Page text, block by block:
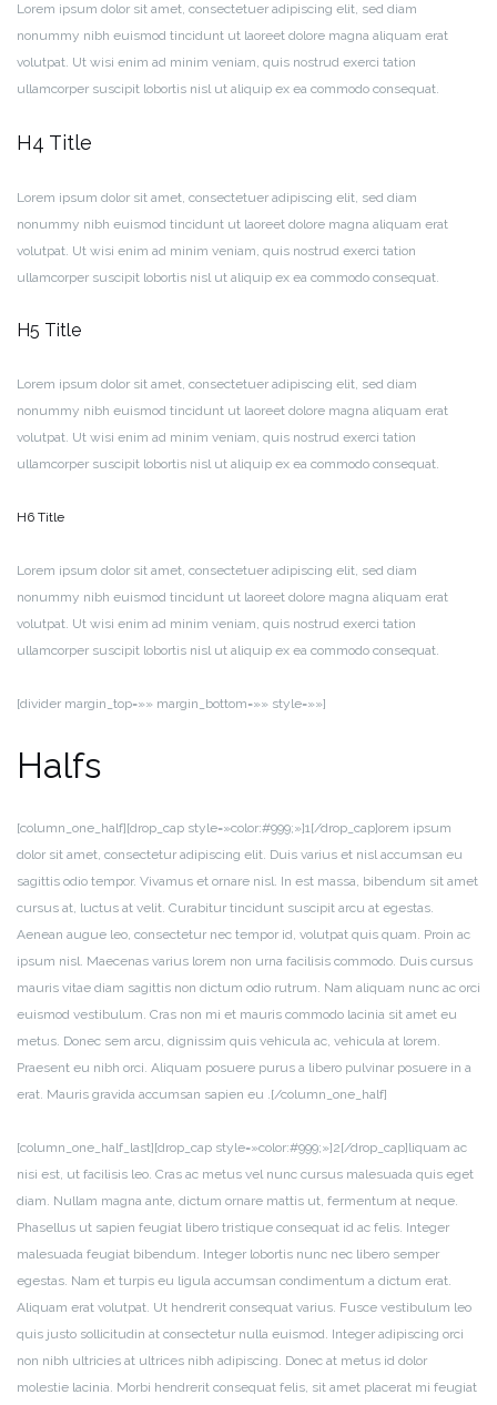
Lorem ipsum dolor sit amet, consectetuer adipiscing elit, sed diam
nonummy nibh euismod tincidunt ut laoreet dolore magna aliquam erat
volutpat. Ut wisi enim ad minim veniam, quis nostrud exerci tation
ullamcorper suscipit lobortis nisl ut aliquip ex ea commodo consequat.
H4 Title
Lorem ipsum dolor sit amet, consectetuer adipiscing elit, sed diam
nonummy nibh euismod tincidunt ut laoreet dolore magna aliquam erat
volutpat. Ut wisi enim ad minim veniam, quis nostrud exerci tation
ullamcorper suscipit lobortis nisl ut aliquip ex ea commodo consequat.
H5 Title
Lorem ipsum dolor sit amet, consectetuer adipiscing elit, sed diam
nonummy nibh euismod tincidunt ut laoreet dolore magna aliquam erat
volutpat. Ut wisi enim ad minim veniam, quis nostrud exerci tation
ullamcorper suscipit lobortis nisl ut aliquip ex ea commodo consequat.
H6 Title
Lorem ipsum dolor sit amet, consectetuer adipiscing elit, sed diam
nonummy nibh euismod tincidunt ut laoreet dolore magna aliquam erat
volutpat. Ut wisi enim ad minim veniam, quis nostrud exerci tation
ullamcorper suscipit lobortis nisl ut aliquip ex ea commodo consequat.
[divider margin_top=»» margin_bottom=»» style=»»]
Halfs
[column_one_half][drop_cap style=»color:#999;»]1[/drop_cap]orem ipsum
dolor sit amet, consectetur adipiscing elit. Duis varius et nisl accumsan eu
sagittis odio tempor. Vivamus et ornare nisl. In est massa, bibendum sit amet
cursus at, luctus at velit. Curabitur tincidunt suscipit arcu at egestas.
Aenean augue leo, consectetur nec tempor id, volutpat quis quam. Proin ac
ipsum nisl. Maecenas varius lorem non urna facilisis commodo. Duis cursus
mauris vitae diam sagittis non dictum odio rutrum. Nam aliquam nunc ac orci
euismod vestibulum. Cras non mi et mauris commodo lacinia sit amet eu
metus. Donec sem arcu, dignissim quis vehicula ac, vehicula at lorem.
Praesent eu nibh orci. Aliquam posuere purus a libero pulvinar posuere in a
erat. Mauris gravida accumsan sapien eu .[/column_one_half]
[column_one_half_last][drop_cap style=»color:#999;»]2[/drop_cap]liquam ac
nisi est, ut facilisis leo. Cras ac metus vel nunc cursus malesuada quis eget
diam. Nullam magna ante, dictum ornare mattis ut, fermentum at neque.
Phasellus ut sapien feugiat libero tristique consequat id ac felis. Integer
malesuada feugiat bibendum. Integer lobortis nunc nec libero semper
egestas. Nam et turpis eu ligula accumsan condimentum a dictum erat.
Aliquam erat volutpat. Ut hendrerit consequat varius. Fusce vestibulum leo
quis justo sollicitudin at consectetur nulla euismod. Integer adipiscing orci
non nibh ultricies at ultrices nibh adipiscing. Donec at metus id dolor
molestie lacinia. Morbi hendrerit consequat felis, sit amet placerat mi feugiat